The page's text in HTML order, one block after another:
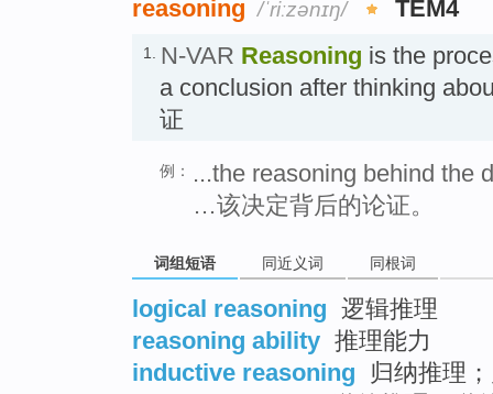
reasoning /ˈriːzənɪŋ/ TEM4
1. N-VAR Reasoning is the
a conclusion after thinking
证
例：
...the reasoning behind the
…该决定背后的论证。
词组短语 同近义词 同根词
logical reasoning 逻辑推理
reasoning ability 推理能力
inductive reasoning
归纳推理